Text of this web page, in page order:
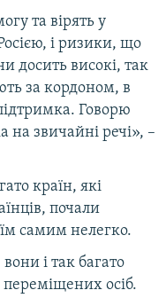
та вірять у
і ризики, що
досить високі, так
за кордоном, в
Говорю
на звичайні речі», –
країн, які
почали
самим нелегко.
і так багато
осіб.